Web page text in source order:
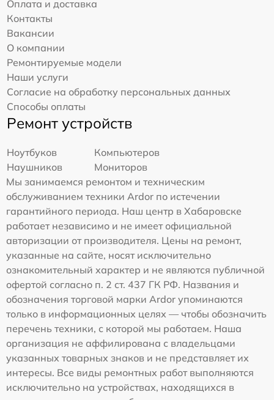
Оплата и доставка
Контакты
Вакансии
О компании
Ремонтируемые модели
Наши услуги
Согласие на обработку персональных данных
Способы оплаты
Ремонт устройств
Ноутбуков
Компьютеров
Наушников
Мониторов
Мы занимаемся ремонтом и техническим
обслуживанием техники Ardor по истечении
гарантийного периода. Наш центр в Хабаровске
работает независимо и не имеет официальной
авторизации от производителя. Цены на ремонт,
указанные на сайте, носят исключительно
ознакомительный характер и не являются публичной
офертой согласно п. 2 ст. 437 ГК РФ. Названия и
обозначения торговой марки Ardor упоминаются
только в информационных целях — чтобы обозначить
перечень техники, с которой мы работаем. Наша
организация не аффилирована с владельцами
указанных товарных знаков и не представляет их
интересы. Все виды ремонтных работ выполняются
исключительно на устройствах, находящихся в